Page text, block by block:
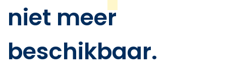
niet meer
beschikbaar.